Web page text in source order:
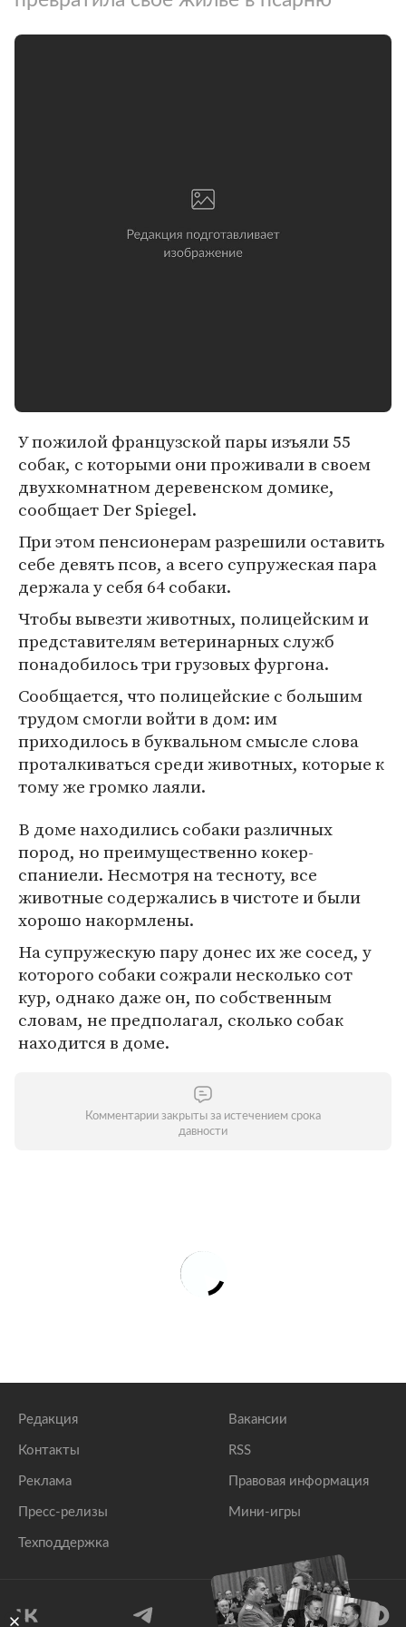
У пожилой французской пары изъяли 55
собак, с которыми они проживали в своем
двухкомнатном деревенском домике,
сообщает Der Spiegel.
При этом пенсионерам разрешили оставить
себе девять псов, а всего супружеская пара
держала у себя 64 собаки.
Чтобы вывезти животных, полицейским и
представителям ветеринарных служб
понадобилось три грузовых фургона.
Сообщается, что полицейские с большим
трудом смогли войти в дом: им
приходилось в буквальном смысле слова
проталкиваться среди животных, которые к
тому же громко лаяли.
В доме находились собаки различных
пород, но преимущественно кокер-
спаниели. Несмотря на тесноту, все
животные содержались в чистоте и были
хорошо накормлены.
На супружескую пару донес их же сосед, у
которого собаки сожрали несколько сот
кур, однако даже он, по собственным
словам, не предполагал, сколько собак
находится в доме.
Комментарии закрыты за истечением срока
давности
Редакция
Контакты
Реклама
Пресс-релизы
Техподдержка
Вакансии
RSS
Правовая информация
Мини-игры